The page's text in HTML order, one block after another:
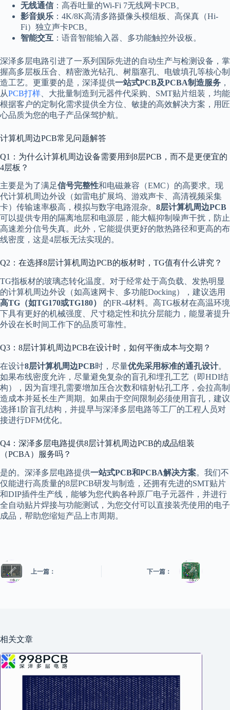
无线通信 ：高吞吐量的Wi-Fi 7无线网卡PCB。
影音娱乐 ：4K/8K高清多路摄像头模组板、高保真（Hi-
Fi）独立声卡PCB。
智能交互 ：语音智能输入器、多功能触控外设板。
深泽多层电路引进了一系列国际先进的自动生产与检测设备，掌
握高多层板压合、精密激光钻孔、树脂塞孔、电镀填孔等核心制
造工艺。更重要的是，深泽提供一站式PCB及PCBA制造服务 ，
从PCB打样 、大批量制造到元器件代采购、SMT贴片组装，均能
根据客户的定制化需求提供全方位、敏捷的高效解决方案，用匠
心品质为您的电子产品保驾护航。
计算机周边PCB常见问题解答
Q1：为什么计算机周边设备需要用到8层PCB，而不是更便宜的
4层板？
主要是为了满足信号完整性和电磁兼容（EMC）的高要求。现
代计算机周边外设（如雷电扩展坞、游戏声卡、高清视频采集
卡）传输速率极高，模拟与数字电路混杂。 8层计算机周边PCB
可以提供专用的隔离地层和电源层，能大幅抑制噪声干扰，防止
高速差分信号失真。此外，它能提供更好的散热路径和更高的布
线密度，这是4层板无法实现的。
Q2：在选择8层计算机周边PCB的板材时，TG值有什么讲究？
TG指板材的玻璃态转化温度。对于经常处于高负载、发热明显
的计算机周边外设（如高速网卡、多功能Docking），建议选用
高TG（如TG170或TG180）
的FR-4材料。高TG板材在高温环境
下具有更好的机械强度、尺寸稳定性和抗分层能力，能显著提升
外设在长时间工作下的品质可靠性。
Q3：8层计算机周边PCB在设计时，如何平衡成本与交期？
在设计8层计算机周边PCB时，尽量优先采用标准的通孔设计。
如果布线密度允许，尽量避免复杂的盲孔和埋孔工艺（即HDI结
构），因为盲埋孔需要增加压合次数和镭射钻孔工序，会拉高制
造成本并延长生产周期。如果由于空间限制必须使用盲孔，建议
选择1阶盲孔结构，并提早与深泽多层电路等工厂的工程人员对
接进行DFM优化。
Q4：深泽多层电路提供8层计算机周边PCB的成品组装
（PCBA）服务吗？
是的。深泽多层电路提供一站式PCB和PCBA解决方案。我们不
仅能进行高质量的8层PCB研发与制造，还拥有先进的SMT贴片
和DIP插件生产线，能够为您代购各种原厂电子元器件，并进行
全自动贴片焊接与功能测试，为您交付可以直接装壳使用的电子
成品，帮助您缩短产品上市周期。
上一篇： 下一篇：
相关文章